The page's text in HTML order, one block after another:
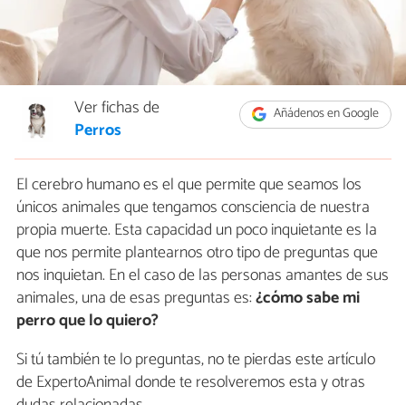
Añádenos en Google
Ver fichas de
Perros
El cerebro humano es el que permite que seamos los
únicos animales que tengamos consciencia de nuestra
propia muerte. Esta capacidad un poco inquietante es la
que nos permite plantearnos otro tipo de preguntas que
nos inquietan. En el caso de las personas amantes de sus
animales, una de esas preguntas es:¿cómo sabe mi
perro que lo quiero?
Si tú también te lo preguntas, no te pierdas este artículo
de ExpertoAnimal donde te resolveremos esta y otras